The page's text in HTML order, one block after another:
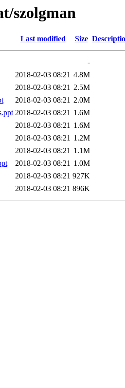
szolgman
Last modified Size
-
2018-02-03 08:21 4.8M
2018-02-03 08:21 2.5M
2018-02-03 08:21 2.0M
2018-02-03 08:21 1.6M
2018-02-03 08:21 1.6M
2018-02-03 08:21 1.2M
2018-02-03 08:21 1.1M
2018-02-03 08:21 1.0M
2018-02-03 08:21 927K
2018-02-03 08:21 896K